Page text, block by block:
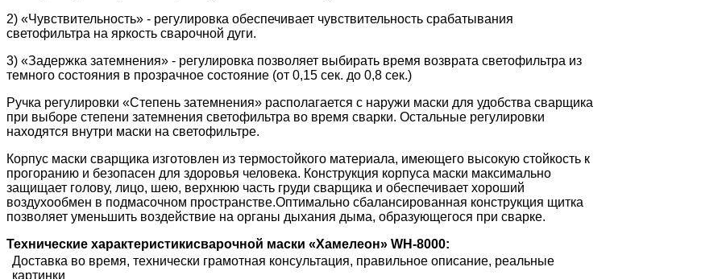
2) «Чувствительность» - регулировка обеспечивает чувствительность срабатывания
светофильтра на яркость сварочной дуги.
3) «Задержка затемнения» - регулировка позволяет выбирать время возврата светофильтра из
темного состояния в прозрачное состояние (от 0,15 сек. до 0,8 сек.)
Ручка регулировки «Степень затемнения» располагается с наружи маски для удобства сварщика
при выборе степени затемнения светофильтра во время сварки. Остальные регулировки
находятся внутри маски на светофильтре.
Корпус маски сварщика изготовлен из термостойкого материала, имеющего высокую стойкость к
прогоранию и безопасен для здоровья человека. Конструкция корпуса маски максимально
защищает голову, лицо, шею, верхнюю часть груди сварщика и обеспечивает хороший
воздухообмен в подмасочном пространстве.Оптимально сбалансированная конструкция щитка
позволяет уменьшить воздействие на органы дыхания дыма, образующегося при сварке.
Технические характеристикисварочной маски «Хамелеон» WH-8000:
Доставка во время, технически грамотная консультация, правильное описание, реальные
картинки